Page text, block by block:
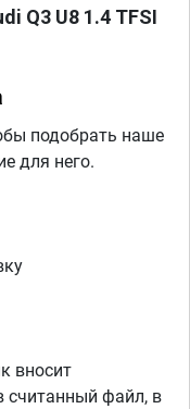
Q3 U8 1.4 TFSI
подобрать наше
для него.
вносит
считанный файл, в